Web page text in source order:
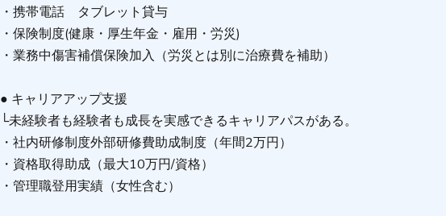
・携帯電話 タブレット貸与
・保険制度(健康・厚生年金・雇用・労災)
・業務中傷害補償保険加入（労災とは別に治療費を補助）
● キャリアアップ支援
└未経験者も経験者も成長を実感できるキャリアパスがある。
・社内研修制度外部研修費助成制度（年間2万円）
・資格取得助成（最大10万円/資格）
・管理職登用実績（女性含む）